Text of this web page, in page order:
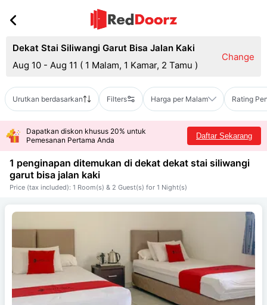
Dekat Stai Siliwangi Garut Bisa Jalan Kaki
Aug 10 - Aug 11 ( 1 Malam, 1 Kamar, 2 Tamu )
Change
Urutkan berdasarkan Filters Harga per Malam Rating
Dapatkan diskon khusus 20% untuk
Pemesanan Pertama Anda
Daftar Sekarang
1 penginapan ditemukan di dekat dekat stai siliwangi
garut bisa jalan kaki
Price (tax included): 1 Room(s) & 2 Guest(s) for 1 Night(s)